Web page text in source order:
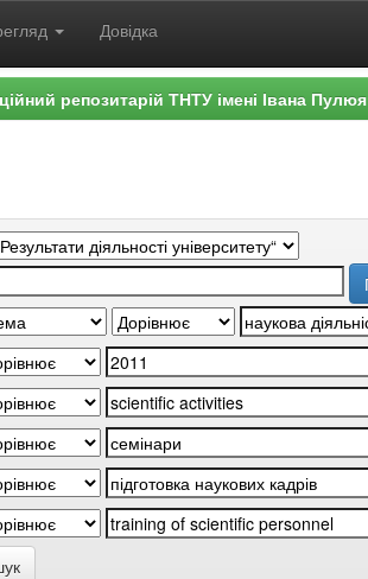
Довідка
репозитарій ТНТУ імені Івана Пулюя